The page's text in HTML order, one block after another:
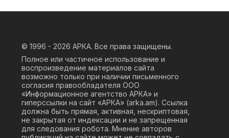
© 1996 - 2026 АРКА. Все права защищены.
Полное или частичное использование и
воспроизведение материалов сайта
возможно только при наличии письменного
согласия правообладателя ООО
«Информационное агентство АРКА» и
гиперссылки на сайт «АРКА» (arka.am). Ссылка
должна быть прямая, активная, нескриптовая,
не закрытая от индексации и не запрещенная
для следования робота. Мнение авторов